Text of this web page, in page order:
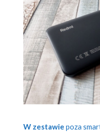
W zestawie poza